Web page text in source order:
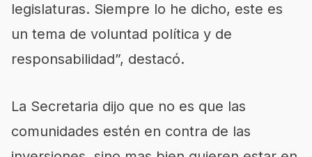
legislaturas. Siempre lo he dicho, este es
un tema de voluntad política y de
responsabilidad”, destacó.
La Secretaria dijo que no es que las
comunidades estén en contra de las